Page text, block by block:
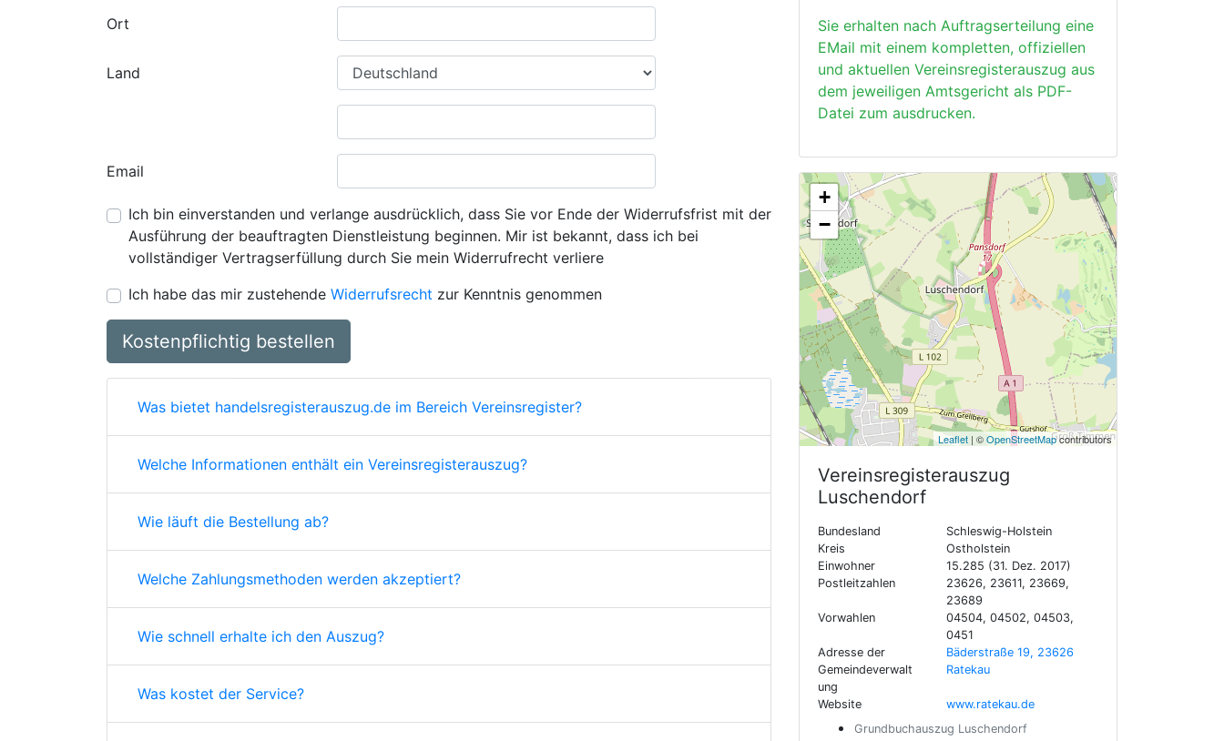
Ort
Land
Email
Ich bin einverstanden und verlange ausdrücklich, dass Sie vor Ende der Widerrufsfrist mit der
Ausführung der beauftragten Dienstleistung beginnen. Mir ist bekannt, dass ich bei
vollständiger Vertragserfüllung durch Sie mein Widerrufrecht verliere
Ich habe das mir zustehende Widerrufsrecht zur Kenntnis genommen
Kostenpflichtig bestellen
Was bietet handelsregisterauszug.de im Bereich Vereinsregister?
Welche Informationen enthält ein Vereinsregisterauszug?
Wie läuft die Bestellung ab?
Welche Zahlungsmethoden werden akzeptiert?
Wie schnell erhalte ich den Auszug?
Was kostet der Service?
Sie erhalten nach Auftragserteilung eine
EMail mit einem kompletten, offiziellen
und aktuellen Vereinsregisterauszug aus
dem jeweiligen Amtsgericht als PDF-
Datei zum ausdrucken.
+
−
Leaflet | ©OpenStreetMapcontributors
Vereinsregisterauszug
Luschendorf
Bundesland
Schleswig-Holstein
Kreis
Ostholstein
Einwohner
15.285 (31. Dez. 2017)
Postleitzahlen
23626, 23611, 23669,
23689
Vorwahlen
04504, 04502, 04503,
0451
Adresse der
Gemeindeverwalt
ung
Bäderstraße 19, 23626
Ratekau
Website
www.ratekau.de
Grundbuchauszug Luschendorf